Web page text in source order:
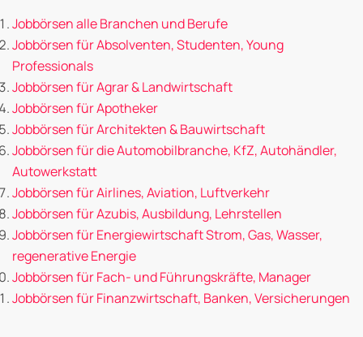
Jobbörsen alle Branchen und Berufe
Jobbörsen für Absolventen, Studenten, Young
Professionals
Jobbörsen für Agrar & Landwirtschaft
Jobbörsen für Apotheker
Jobbörsen für Architekten & Bauwirtschaft
Jobbörsen für die Automobilbranche, KfZ, Autohändler,
Autowerkstatt
Jobbörsen für Airlines, Aviation, Luftverkehr
Jobbörsen für Azubis, Ausbildung, Lehrstellen
Jobbörsen für Energiewirtschaft Strom, Gas, Wasser,
regenerative Energie
Jobbörsen für Fach- und Führungskräfte, Manager
Jobbörsen für Finanzwirtschaft, Banken, Versicherungen